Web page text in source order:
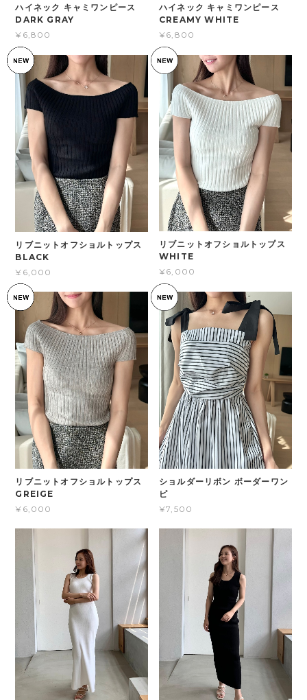
ハイネック キャミワンピース
DARK GRAY
¥6,800
ハイネック キャミワンピース
CREAMY WHITE
¥6,800
リブニットオフショルトップス
BLACK
¥6,000
リブニットオフショルトップス
WHITE
¥6,000
リブニットオフショルトップス
GREIGE
¥6,000
ショルダーリボン ボーダーワン
ピ
¥7,500